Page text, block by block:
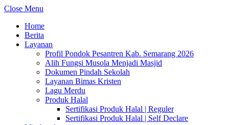
Close Menu
Home
Berita
Layanan
Profil Pondok Pesantren Kab. Semarang 2026
Alih Fungsi Musola Menjadi Masjid
Dokumen Pindah Sekolah
Layanan Bimas Kristen
Lagu Merdu
Produk Halal
Sertifikasi Produk Halal | Reguler
Sertifikasi Produk Halal | Self Declare